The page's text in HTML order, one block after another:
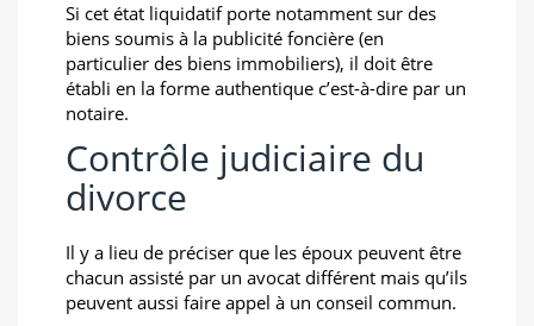
Si cet état liquidatif porte notamment sur des
biens soumis à la publicité foncière (en
particulier des biens immobiliers), il doit être
établi en la forme authentique c’est-à-dire par un
notaire.
Contrôle judiciaire du
divorce
Il y a lieu de préciser que les époux peuvent être
chacun assisté par un avocat différent mais qu’ils
peuvent aussi faire appel à un conseil commun.